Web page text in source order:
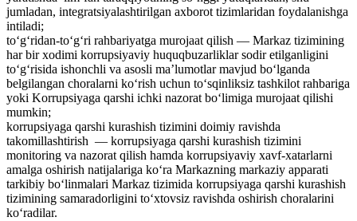
jumladan, integratsiyalashtirilgan axborot tizimlaridan foydalanishga
intiladi;
to‘g‘ridan-to‘g‘ri rahbariyatga murojaat qilish — Markaz tizimining
har bir xodimi korrupsiyaviy huquqbuzarliklar sodir etilganligini
to‘g‘risida ishonchli va asosli ma’lumotlar mavjud bo‘lganda
belgilangan choralarni ko‘rish uchun to‘sqinliksiz tashkilot rahbariga
yoki Korrupsiyaga qarshi ichki nazorat bo‘limiga murojaat qilishi
mumkin;
korrupsiyaga qarshi kurashish tizimini doimiy ravishda
takomillashtirish — korrupsiyaga qarshi kurashish tizimini
monitoring va nazorat qilish hamda korrupsiyaviy xavf-xatarlarni
amalga oshirish natijalariga ko‘ra Markazning markaziy apparati
tarkibiy bo‘linmalari Markaz tizimida korrupsiyaga qarshi kurashish
tizimining samaradorligini to‘xtovsiz ravishda oshirish choralarini
ko‘radilar.